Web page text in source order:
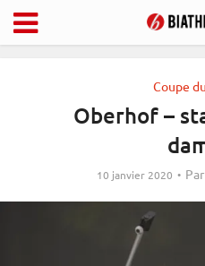
Coupe
Oberhof –
10 janvier 2020 Par